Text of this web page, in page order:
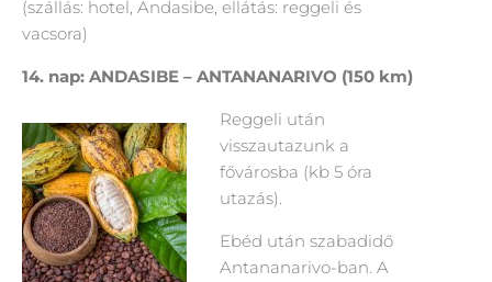
(szállás: hotel, Andasibe, ellátás: reggeli és
vacsora)
14. nap: ANDASIBE – ANTANANARIVO (150 km)
Reggeli után
visszautazunk a
fővárosba (kb 5 óra
utazás).
Ebéd után szabadidő
Antananarivo-ban. A